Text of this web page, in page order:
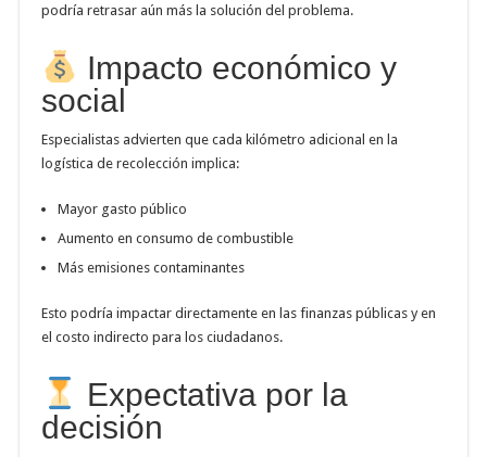
podría retrasar aún más la solución del problema.
Impacto económico y
social
Especialistas advierten que cada kilómetro adicional en la
logística de recolección implica:
Mayor gasto público
Aumento en consumo de combustible
Más emisiones contaminantes
Esto podría impactar directamente en las finanzas públicas y en
el costo indirecto para los ciudadanos.
Expectativa por la
decisión